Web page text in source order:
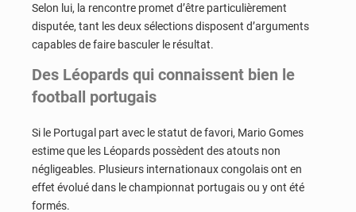
Selon lui, la rencontre promet d’être particulièrement
disputée, tant les deux sélections disposent d’arguments
capables de faire basculer le résultat.
Des Léopards qui connaissent bien le
football portugais
Si le Portugal part avec le statut de favori, Mario Gomes
estime que les Léopards possèdent des atouts non
négligeables. Plusieurs internationaux congolais ont en
effet évolué dans le championnat portugais ou y ont été
formés.